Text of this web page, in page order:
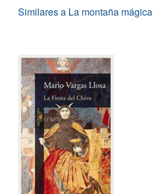
Similares a La montaña mágica